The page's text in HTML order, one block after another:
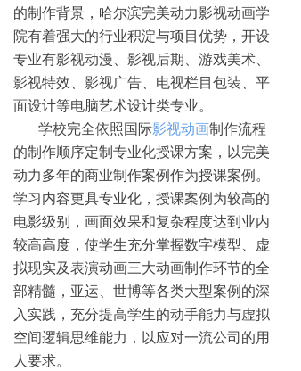
的制作背景，哈尔滨完美动力影视动画学
院有着强大的行业积淀与项目优势，开设
专业有影视动漫、影视后期、游戏美术、
影视特效、影视广告、电视栏目包装、平
面设计等电脑艺术设计类专业。
学校完全依照国际影视动画制作流程
的制作顺序定制专业化授课方案，以完美
动力多年的商业制作案例作为授课案例。
学习内容更具专业化，授课案例为较高的
电影级别，画面效果和复杂程度达到业内
较高高度，使学生充分掌握数字模型、虚
拟现实及表演动画三大动画制作环节的全
部精髓，亚运、世博等各类大型案例的深
入实践，充分提高学生的动手能力与虚拟
空间逻辑思维能力，以应对一流公司的用
人要求。